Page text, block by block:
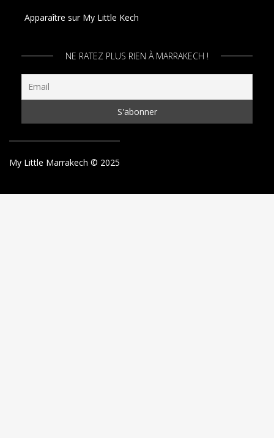
Apparaître sur My Little Kech
NE RATEZ PLUS RIEN À MARRAKECH !
My Little Marrakech © 2025